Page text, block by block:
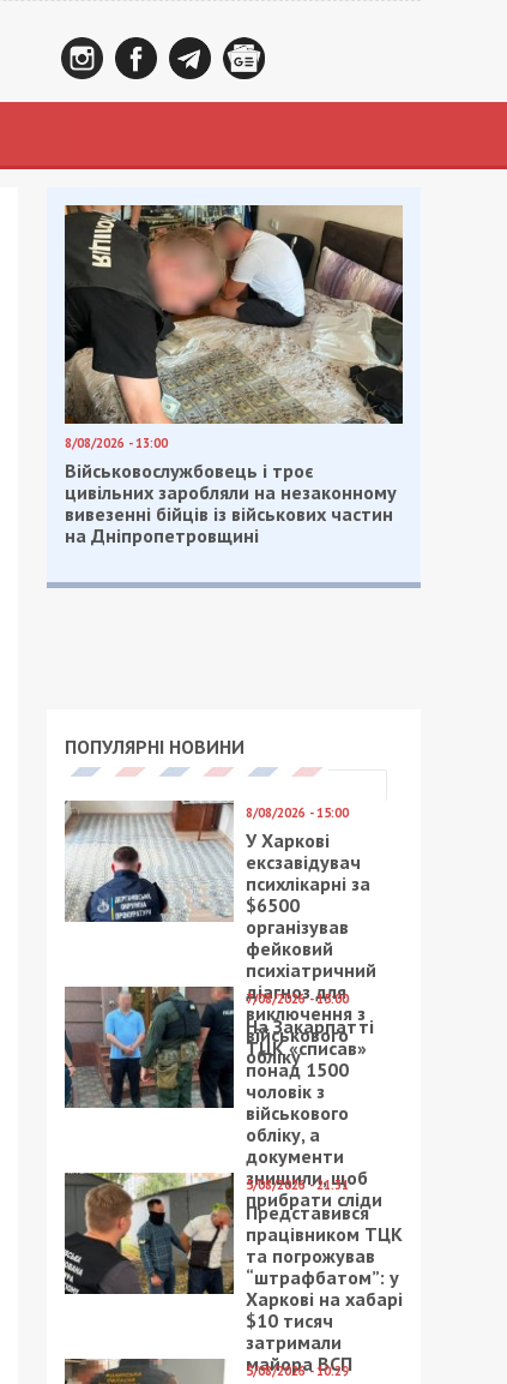
8/08/2026 - 13:00
Військовослужбовець і троє
цивільних заробляли на незаконному
вивезенні бійців із військових частин
на Дніпропетровщині
ПОПУЛЯРНІ НОВИНИ
8/08/2026 - 15:00
У Харкові
ексзавідувач
психлікарні за
$6500
організував
фейковий
психіатричний
діагноз для
виключення з
військового
обліку
7/08/2026 - 15:00
На Закарпатті
ТЦК «списав»
понад 1500
чоловік з
військового
обліку, а
документи
знищили, щоб
прибрати сліди
5/08/2026 - 21:31
Представився
працівником ТЦК
та погрожував
“штрафбатом”: у
Харкові на хабарі
$10 тисяч
затримали
майора ВСП
5/08/2026 - 10:29